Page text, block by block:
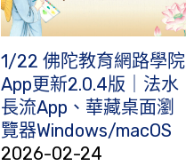
1/22 佛陀教育網路學院
App更新2.0.4版｜法水
長流App、華藏桌面瀏
覽器Windows/macOS
2026-02-24